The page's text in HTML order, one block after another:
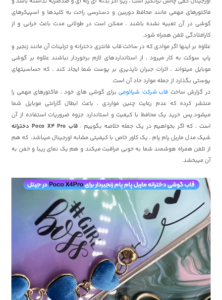
فاکتورهای مهمی مانند محافظ دوربین و دسترسی راحت به کلیدها و اسپیکرهای
گوشی در آن تعبیه نشده باشند ، ممکن است در طولانی مدت باعث خرابی و از
کارافتادگی تلفن همراه شود.
علاوه بر اینها اگر موادی که در ساخت قاب فانتزی دخترانه و تزئینات آن مانند زنجیر و
پاپ سوکت به کار میرود ، از استانداردهای لازم برخوردار نباشند علاوه بر گوشی
موبایل میتواند ، اثرات جبران ناپذیری بر پوست شما ایجاد کند ، که حساسیتهای
پوستی بگذارد از جمله موارد حاد آن است.
در گزارش ساخت قاب شرکت شیائومی برای گوشی های خود ، فاکتورهای مهمی را
منتشر کرده که عدم رعایت چنین مواردی ، باعث ابطال گارانتی موبایل شما
میشود.پس خرید یک محافظ با کیفیت و استاندارد جزوه ضروریات استفاده از آن
است ، که اگر بخواهیم در یک جمله خلاصه بگوییم :قاب Poco X4 Pro دخترانه
شیک مدل ماربل پام پام ، یک کاور خاص با کیفیتی مشابه اورجینال میباشد، که هم
از تلفن همراه هوشمند شما به خوبی مراقبت میکند و هم یک نمای زیبا و خفن به
آن میبخشد.